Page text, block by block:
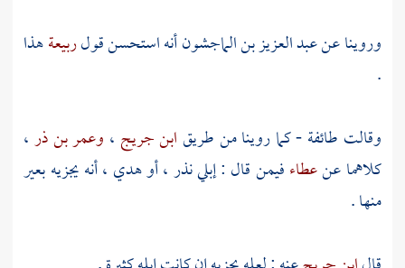
وروينا عنعبد العزيز بن الماجشونأنه استحسن قولربيعةهذا
.
وقالت طائفة - كما روينا من طريقابن جريج ، وعمر بن ذر،
كلاهما عنعطاءفيمن قال : إبلي نذر ، أو هدي ، أنه يجزيه بعير
منها .